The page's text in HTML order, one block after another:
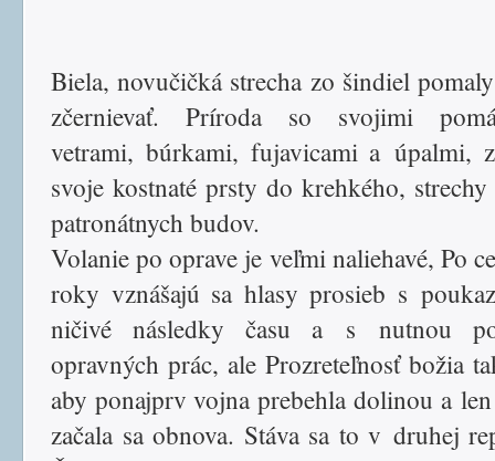
Biela, novučičká strecha zo šindiel
zčernievať. Príroda so svojimi
vetrami, búrkami, fujavicami a úpalmi,
svoje kostnaté prsty do krehkého,
patronátnych budov.
Volanie po oprave je veľmi naliehavé, Po
roky vznášajú sa hlasy prosieb s
ničivé následky času a s nutnou
opravných prác, ale Prozreteľnosť božia
aby ponajprv vojna prebehla dolinou a
začala sa obnova. Stáva sa to v druhej